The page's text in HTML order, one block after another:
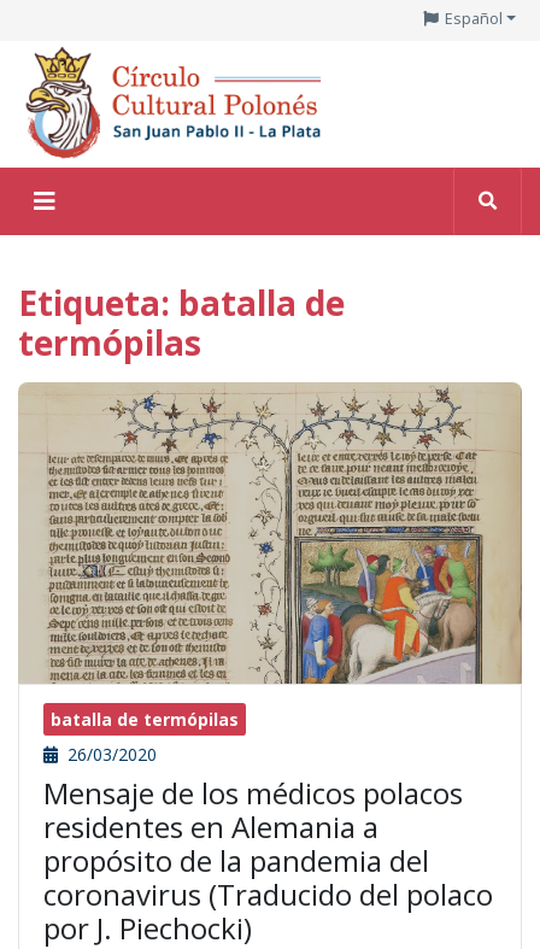
Español
Etiqueta: batalla de
termópilas
batalla de termópilas
26/03/2020
Mensaje de los médicos polacos
residentes en Alemania a
propósito de la pandemia del
coronavirus (Traducido del polaco
por J. Piechocki)